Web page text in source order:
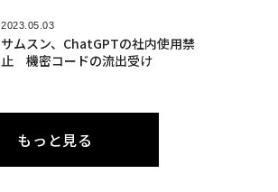
2023.05.03
サムスン、ChatGPTの社内使用禁
止 機密コードの流出受け
もっと見る